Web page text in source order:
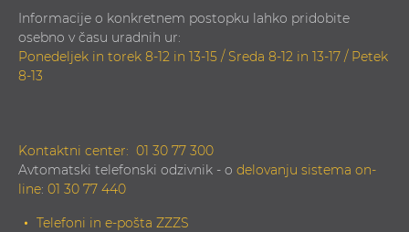
Informacije o konkretnem postopku lahko pridobite
osebno v času uradnih ur:
Ponedeljek in torek 8-12 in 13-15 / Sreda 8-12 in 13-17 / Petek
8-13
Kontaktni center: 01 30 77 300
Avtomatski telefonski odzivnik - o delovanju sistema on-
line: 01 30 77 440
Telefoni in e-pošta ZZZS